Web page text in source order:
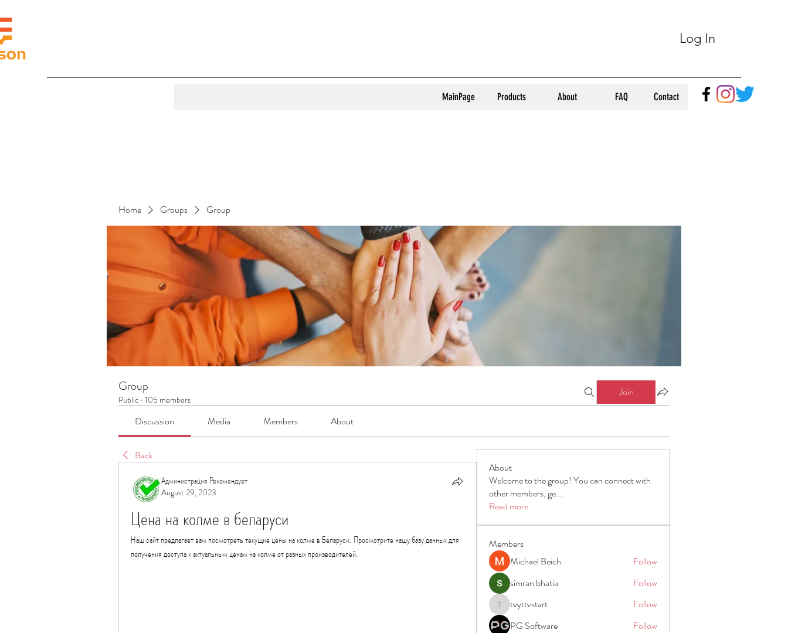
Log In
MainPage Products About FAQ Contact
Home Groups Group
Group
Public · 105 members
Join
Discussion Media Members About
Back
Администрация Рекомендует
August 29, 2023
Цена на колме в беларуси
Наш сайт предлагает вам посмотреть текущие цены на колме в Беларуси. Просмотрите нашу базу данных для
получения доступа к актуальным ценам на колме от разных производителей.
About
Welcome to the group! You can connect with
other members, ge...
Read more
Members
Michael Beich
Follow
simran bhatia
Follow
tvyttvstart
tvyttvstart
Follow
PG Software
Follow